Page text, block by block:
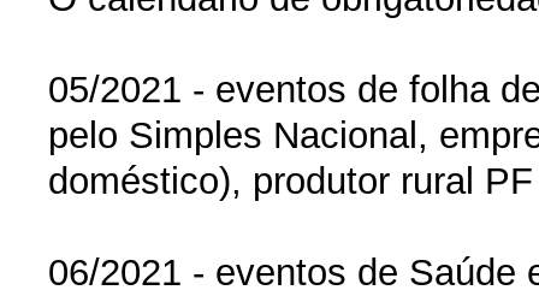
05/2021 - eventos de folha
pelo Simples Nacional,
doméstico), produtor rural
06/2021 - eventos de Saúde